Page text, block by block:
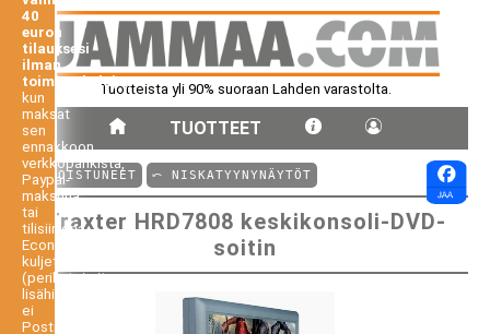
Tuotteista yli 90% suoraan Lahden varastolta.
TUOTTEET
40
euron
tilauksesi
ilman
toimituskuluja,
kun
maksat
sen
ennakkoon
verkkopankista,
Paypal-
maksuna
tai
tilisiirtona.
Economy-
kuljetus
(perilletoimitus
lisähintaan,
ei
Postiennakko).
⤺ POISTUNEET ⤺ NISKATYYNYNÄYTÖT
Traxter HRD7808 keskikonsoli-DVD-
soitin